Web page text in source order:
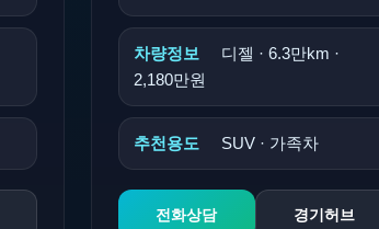
차량정보
디젤 · 6.3만km ·
2,180만원
추천용도 SUV · 가족차
전화상담 경기허브